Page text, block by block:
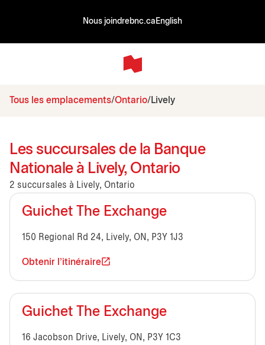
Nous joindrebnc.ca English
Tous les emplacements Ontario Lively
Les succursales de la Banque
Nationale à Lively, Ontario
2 succursales à Lively, Ontario
Guichet The Exchange
150 Regional Rd 24, Lively, ON, P3Y 1J3
Obtenir l'itinéraire
Guichet The Exchange
16 Jacobson Drive, Lively, ON, P3Y 1C3